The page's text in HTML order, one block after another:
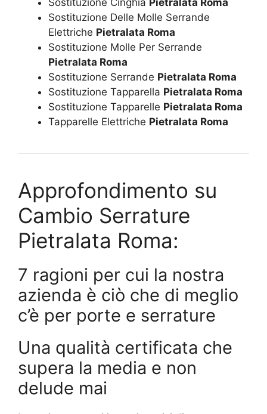
Sostituzione Cinghia Pietralata Roma
Sostituzione Delle Molle Serrande
Elettriche Pietralata Roma
Sostituzione Molle Per Serrande
Pietralata Roma
Sostituzione Serrande Pietralata Roma
Sostituzione Tapparella Pietralata Roma
Sostituzione Tapparelle Pietralata Roma
Tapparelle Elettriche Pietralata Roma
Approfondimento su
Cambio Serrature
Pietralata Roma:
7 ragioni per cui la nostra
azienda è ciò che di meglio
c’è per porte e serrature
Una qualità certificata che
supera la media e non
delude mai